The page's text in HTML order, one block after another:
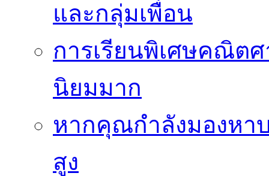
และกลุ่มเพื่อน
การเรียนพิเศษคณิต
นิยมมาก
หากคุณกำลังมองหา
สูง